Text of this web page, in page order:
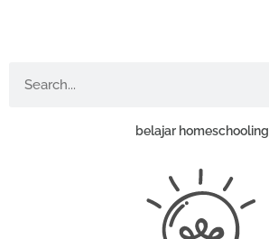
belajar homeschooling